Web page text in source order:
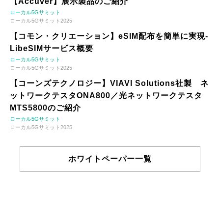
ローカル5Gサミット
ローカル5Gサミット2025
【コモン・クリエーション】eSIM配布を簡単に実現-
LibeSIMサービス概要
ローカル5Gサミット
ローカル5Gサミット2025
【コーンズテクノロジー】VIAVI Solutions社製 ネ
ットワークテスタONA800／光ネットワークテスタ
MTS5800のご紹介
ローカル5Gサミット
ローカル5Gサミット2025
ホワイトペーパー一覧